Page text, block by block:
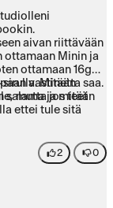
aivan riittävään
ottamaan Minin ja
ottamaan 16gb
Mitään
mutta jos teet
ettei tule sitä
vastinetta saa.
salama ja mitään
2 0